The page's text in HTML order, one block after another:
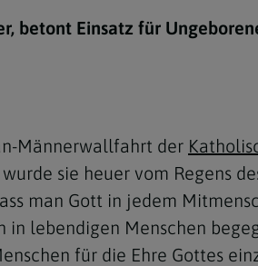
Navigation schließen
Meldungsarchiv
betont Einsatz für
Männerwallfahrt der
sie heuer vom Regens
man Gott in jedem
lebendigen Menschen
für die Ehre Gottes